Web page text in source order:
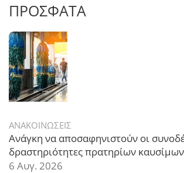
ΠΡΟΣΦΑΤΑ
ΑΝΑΚΟΙΝΩΣΕΙΣ
Ανάγκη να αποσαφηνιστούν οι
δραστηριότητες πρατηρίων καυσίμων
6 Αυγ. 2026